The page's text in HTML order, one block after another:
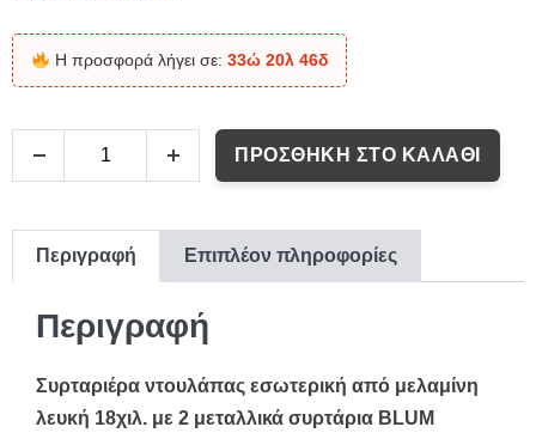
Η προσφορά λήγει σε: 33ώ 20λ 45δ
ΠΡΟΣΘΉΚΗ ΣΤΟ ΚΑΛΆΘΙ
Περιγραφή Επιπλέον πληροφορίες
Περιγραφή
Συρταριέρα ντουλάπας εσωτερική από μελαμίνη
λευκή 18χιλ. με 2 μεταλλικά συρτάρια BLUM